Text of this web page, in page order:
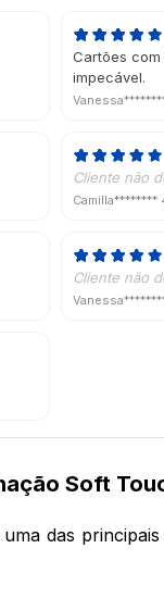
Cartões
impecável.
Cliente não
Camilla********
Cliente não
Soft
uma das